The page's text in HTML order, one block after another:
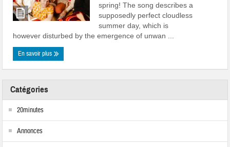
spring! The song describes a
supposedly perfect cloudless
summer day, which is
however disturbed by the emergence of unwan ...
En savoir plus
Catégories
20minutes
Annonces